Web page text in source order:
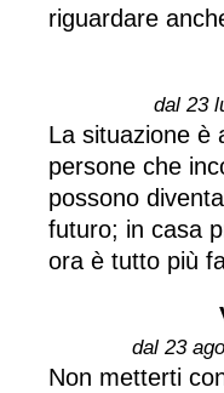
riguardare
dal 23
La situazione è
persone che
possono
futuro; in casa
ora è tutto più
dal 23
Non metterti